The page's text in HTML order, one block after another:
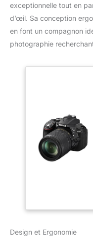
exceptionnelle tout en
d’œil. Sa conception
en font un compagnon
photographie
Design et Ergonomie